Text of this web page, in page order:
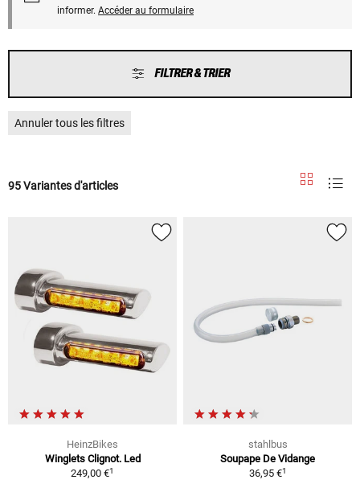
informer. Accéder au formulaire
FILTRER & TRIER
Annuler tous les filtres
95 Variantes d'articles
HeinzBikes
Winglets Clignot. Led
249,00 €1
stahlbus
Soupape De Vidange
36,95 €1